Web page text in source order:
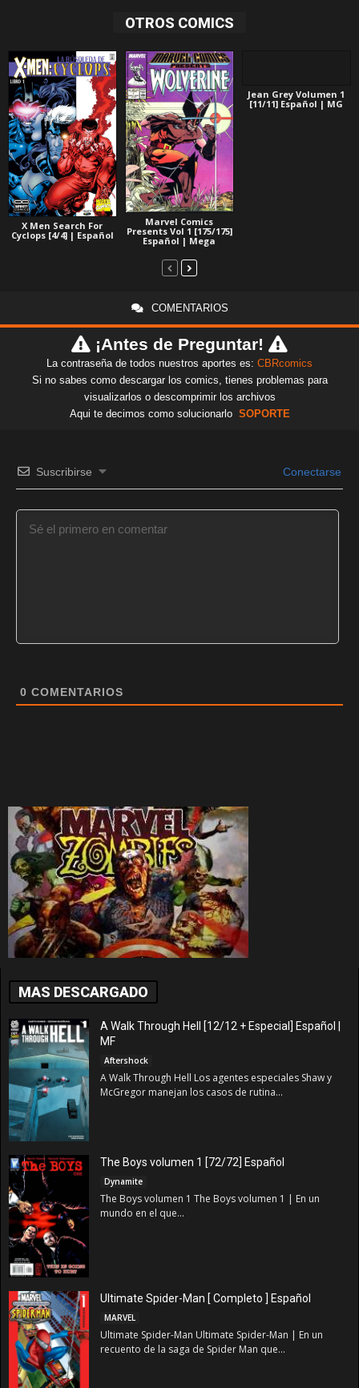
OTROS COMICS
X Men Search For
Cyclops [4/4] | Español
Marvel Comics
Presents Vol 1 [175/175]
Español | Mega
Jean Grey Volumen 1
[11/11] Español | MG
COMENTARIOS
¡Antes de Preguntar!
La contraseña de todos nuestros aportes es: CBRcomics
Si no sabes como descargar los comics, tienes problemas para
visualizarlos o descomprimir los archivos
Aqui te decimos como solucionarlo SOPORTE
Suscribirse Conectarse
0 COMENTARIOS
MAS DESCARGADO
A Walk Through Hell [12/12 + Especial] Español |
MF
Aftershock
A Walk Through Hell Los agentes especiales Shaw y
McGregor manejan los casos de rutina...
The Boys volumen 1 [72/72] Español
Dynamite
The Boys volumen 1 The Boys volumen 1 | En un
mundo en el que...
Ultimate Spider-Man [ Completo ] Español
MARVEL
Ultimate Spider-Man Ultimate Spider-Man | En un
recuento de la saga de Spider Man que...